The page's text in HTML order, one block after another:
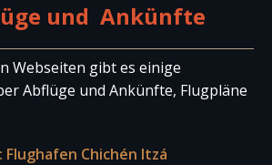
und Ankünfte
Webseiten gibt es einige
Abflüge und Ankünfte, Flugpläne
Chichén Itzá